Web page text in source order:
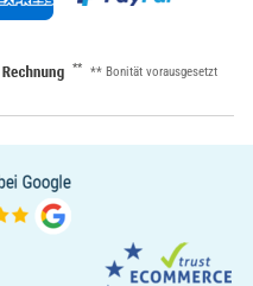
** ** Bonität vorausgesetzt